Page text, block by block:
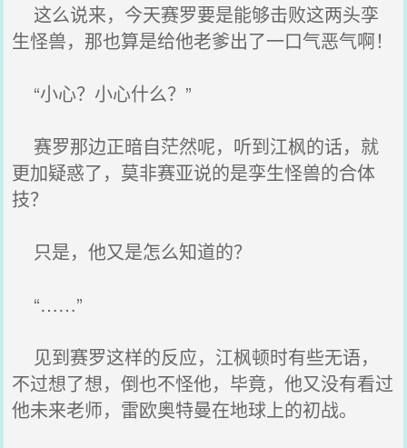
这么说来，今天赛罗要是能够击败这两头孪
生怪兽，那也算是给他老爹出了一口气恶气啊！
“小心？小心什么？”
赛罗那边正暗自茫然呢，听到江枫的话，就
更加疑惑了，莫非赛亚说的是孪生怪兽的合体
技？
只是，他又是怎么知道的？
“……”
见到赛罗这样的反应，江枫顿时有些无语，
不过想了想，倒也不怪他，毕竟，他又没有看过
他未来老师，雷欧奥特曼在地球上的初战。